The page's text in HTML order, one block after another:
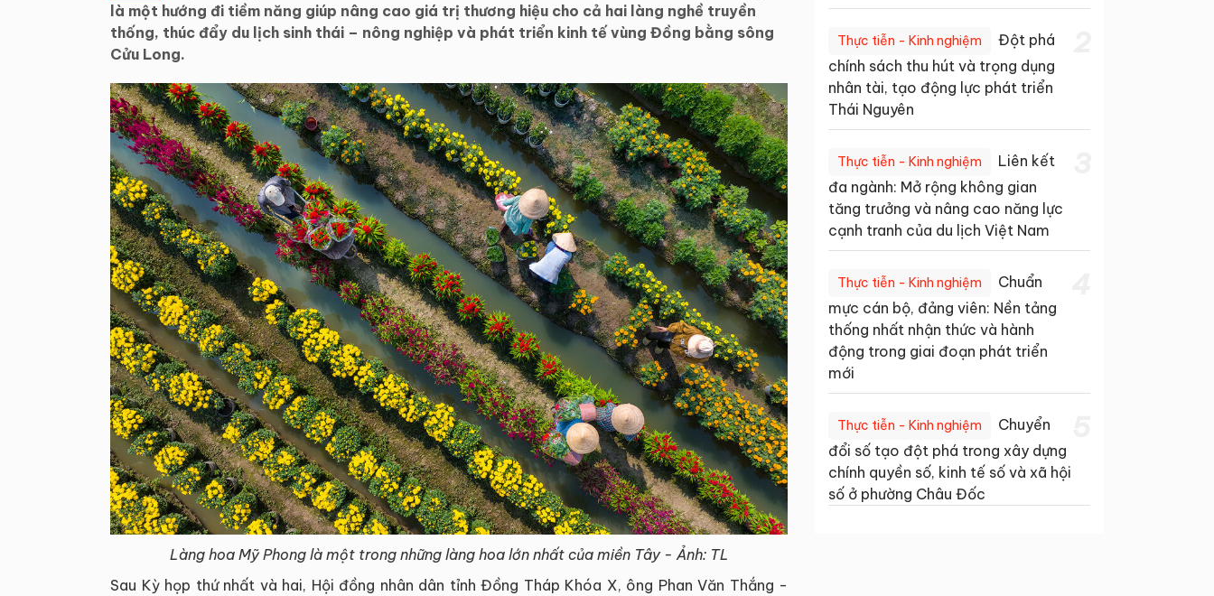
là một hướng đi tiềm năng giúp nâng cao giá trị thương hiệu cho cả hai làng nghề truyền
thống, thúc đẩy du lịch sinh thái – nông nghiệp và phát triển kinh tế vùng Đồng bằng sông
Cửu Long.
Làng hoa Mỹ Phong là một trong những làng hoa lớn nhất của miền Tây - Ảnh: TL
Sau Kỳ họp thứ nhất và hai, Hội đồng nhân dân tỉnh Đồng Tháp Khóa X, ông Phan Văn Thắng -
Thực tiễn - Kinh nghiệm
Đột phá
chính sách thu hút và trọng dụng
nhân tài, tạo động lực phát triển
Thái Nguyên
Thực tiễn - Kinh nghiệm
Liên kết
đa ngành: Mở rộng không gian
tăng trưởng và nâng cao năng lực
cạnh tranh của du lịch Việt Nam
Thực tiễn - Kinh nghiệm
Chuẩn
mực cán bộ, đảng viên: Nền tảng
thống nhất nhận thức và hành
động trong giai đoạn phát triển
mới
Thực tiễn - Kinh nghiệm
Chuyển
đổi số tạo đột phá trong xây dựng
chính quyền số, kinh tế số và xã hội
số ở phường Châu Đốc